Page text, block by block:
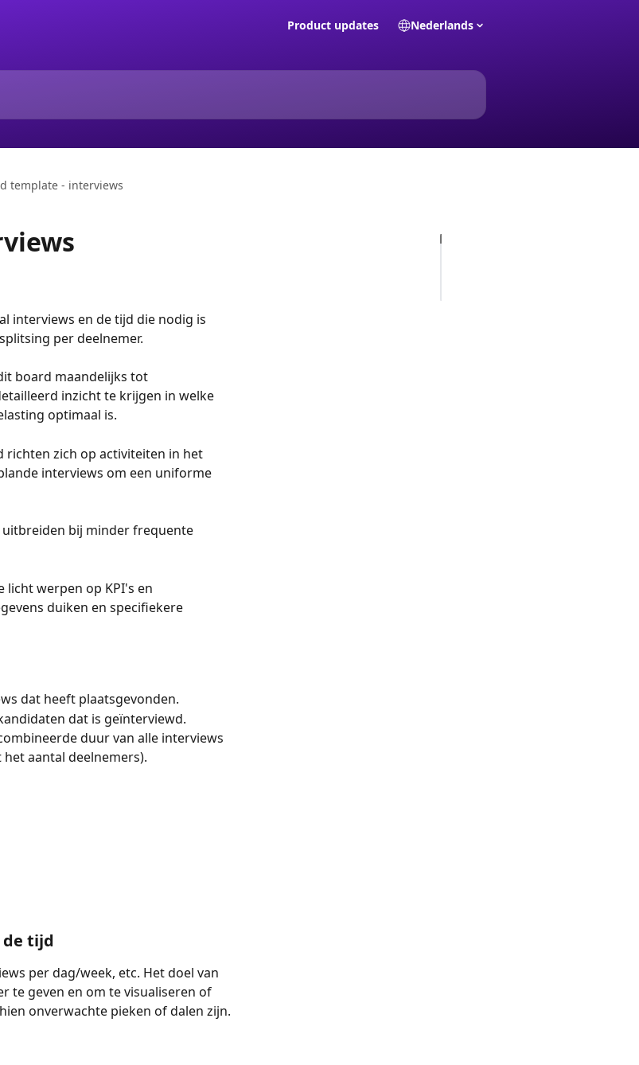
Product updates Nederlands
template - interviews
interviews en de tijd die nodig is
per deelnemer.
board maandelijks tot
inzicht te krijgen in welke
optimaal is.
zich op activiteiten in het
interviews om een uniforme
uitbreiden bij minder frequente
licht werpen op KPI's en
duiken en specifiekere
dat heeft plaatsgevonden.
dat is geïnterviewd.
duur van alle interviews
aantal deelnemers).
tijd
per dag/week, etc. Het doel van
te geven en om te visualiseren of
onverwachte pieken of dalen zijn.